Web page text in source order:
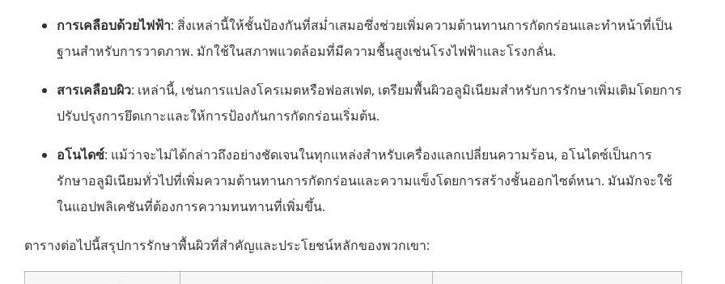
การเคลือบด้วยไฟฟ้า: สิ่งเหล่านี้ให้ชั้นป้องกันที่สม่ำเสมอซึ่งช่วยเพิ่มความต้านทานการกัดกร่อนและทำหน้าที่เป็น
ฐานสำหรับการวาดภาพ. มักใช้ในสภาพแวดล้อมที่มีความชื้นสูงเช่นโรงไฟฟ้าและโรงกลั่น.
สารเคลือบผิว: เหล่านี้, เช่นการแปลงโครเมตหรือฟอสเฟต, เตรียมพื้นผิวอลูมิเนียมสำหรับการรักษาเพิ่มเติมโดยการ
ปรับปรุงการยึดเกาะและให้การป้องกันการกัดกร่อนเริ่มต้น.
อโนไดซ์: แม้ว่าจะไม่ได้กล่าวถึงอย่างชัดเจนในทุกแหล่งสำหรับเครื่องแลกเปลี่ยนความร้อน, อโนไดซ์เป็นการ
รักษาอลูมิเนียมทั่วไปที่เพิ่มความต้านทานการกัดกร่อนและความแข็งโดยการสร้างชั้นออกไซด์หนา. มันมักจะใช้
ในแอปพลิเคชันที่ต้องการความทนทานที่เพิ่มขึ้น.
ตารางต่อไปนี้สรุปการรักษาพื้นผิวที่สำคัญและประโยชน์หลักของพวกเขา: